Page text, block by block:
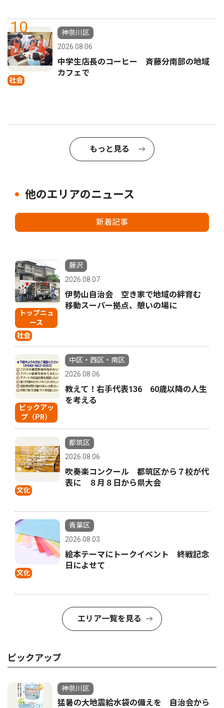
10
社会
神奈川区
2026.08.06
中学生店長のコーヒー 斉藤分南部の地域
カフェで
もっと見る
他のエリアのニュース
新着記事
トップニュ
ース
社会
藤沢
2026.08.07
伊勢山自治会 空き家で地域の絆育む
移動スーパー拠点、憩いの場に
ピックアッ
プ（PR）
中区・西区・南区
2026.08.06
教えて！右手代表136 60歳以降の人生
を考える
文化
都筑区
2026.08.06
吹奏楽コンクール 都筑区から７校が代
表に ８月８日から県大会
文化
青葉区
2026.08.03
絵本テーマにトークイベント 終戦記念
日によせて
エリア一覧を見る
ピックアップ
神奈川区
猛暑の大地震給水袋の備えを 自治会から